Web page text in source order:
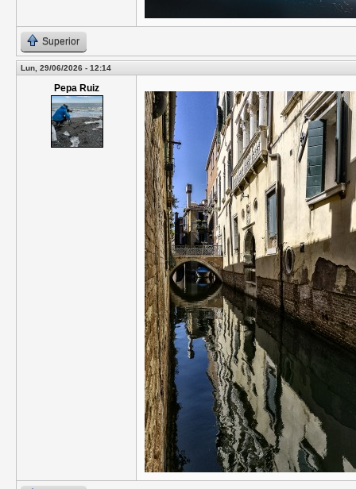
Superior
Lun, 29/06/2026 - 12:14
Pepa Ruiz